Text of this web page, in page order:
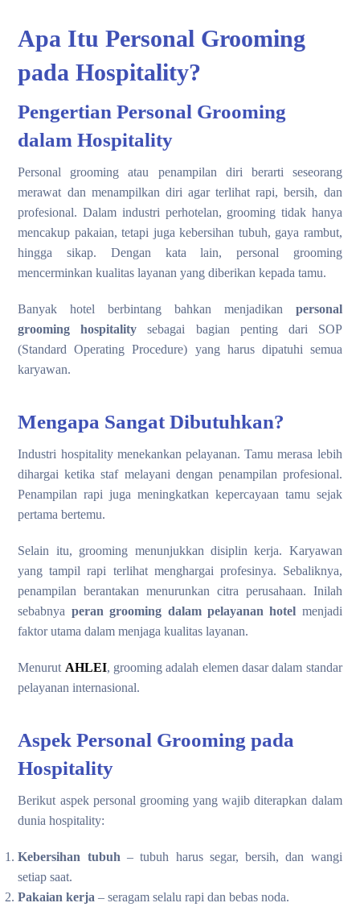
Apa Itu Personal Grooming
pada Hospitality?
Pengertian Personal Grooming
dalam Hospitality
Personal grooming atau penampilan diri berarti seseorang
merawat dan menampilkan diri agar terlihat rapi, bersih, dan
profesional. Dalam industri perhotelan, grooming tidak hanya
mencakup pakaian, tetapi juga kebersihan tubuh, gaya rambut,
hingga sikap. Dengan kata lain, personal grooming
mencerminkan kualitas layanan yang diberikan kepada tamu.
Banyak hotel berbintang bahkan menjadikan personal
grooming hospitality sebagai bagian penting dari SOP
(Standard Operating Procedure) yang harus dipatuhi semua
karyawan.
Mengapa Sangat Dibutuhkan?
Industri hospitality menekankan pelayanan. Tamu merasa lebih
dihargai ketika staf melayani dengan penampilan profesional.
Penampilan rapi juga meningkatkan kepercayaan tamu sejak
pertama bertemu.
Selain itu, grooming menunjukkan disiplin kerja. Karyawan
yang tampil rapi terlihat menghargai profesinya. Sebaliknya,
penampilan berantakan menurunkan citra perusahaan. Inilah
sebabnya peran grooming dalam pelayanan hotel menjadi
faktor utama dalam menjaga kualitas layanan.
Menurut AHLEI, grooming adalah elemen dasar dalam standar
pelayanan internasional.
Aspek Personal Grooming pada
Hospitality
Berikut aspek personal grooming yang wajib diterapkan dalam
dunia hospitality:
Kebersihan tubuh – tubuh harus segar, bersih, dan wangi
setiap saat.
Pakaian kerja – seragam selalu rapi dan bebas noda.